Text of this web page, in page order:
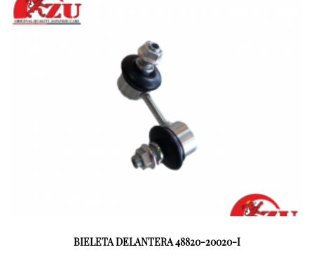
BIELETA DELANTERA 48820-20020-I